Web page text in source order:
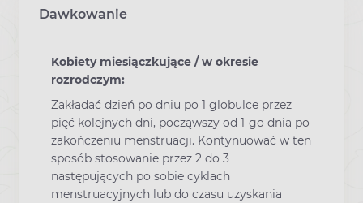
Dawkowanie
Kobiety miesiączkujące / w okresie
rozrodczym:
Zakładać dzień po dniu po 1 globulce przez
pięć kolejnych dni, począwszy od 1-go dnia po
zakończeniu menstruacji. Kontynuować w ten
sposób stosowanie przez 2 do 3
następujących po sobie cyklach
menstruacyjnych lub do czasu uzyskania